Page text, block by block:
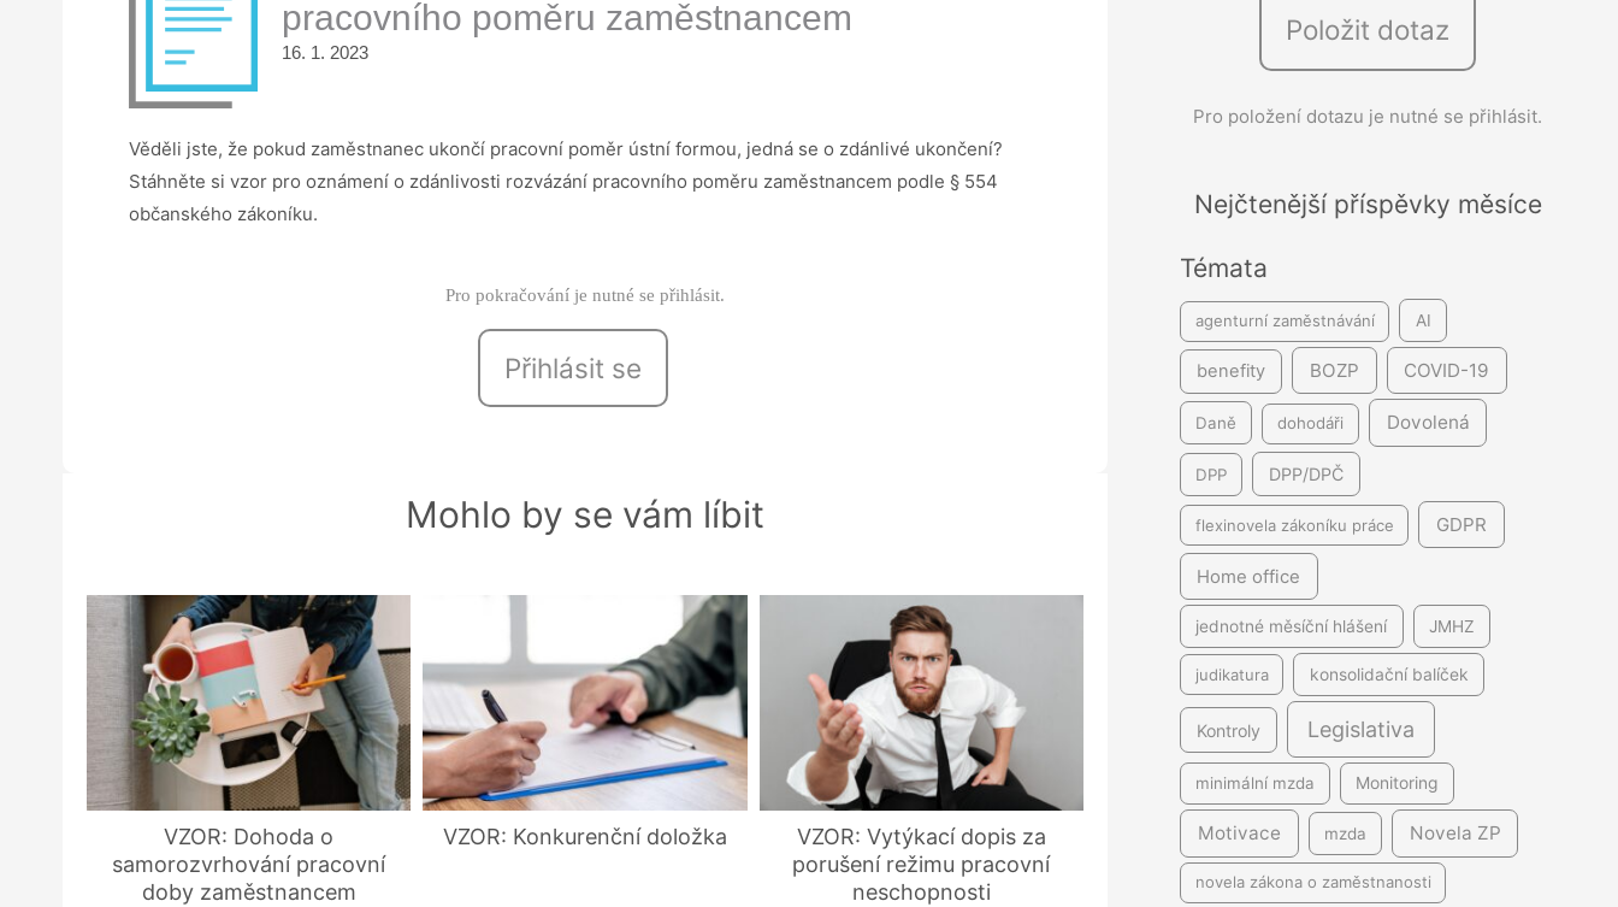
pracovního poměru zaměstnancem
16. 1. 2023
Věděli jste, že pokud zaměstnanec ukončí pracovní poměr ústní formou, jedná se o zdánlivé ukončení?
Stáhněte si vzor pro oznámení o zdánlivosti rozvázání pracovního poměru zaměstnancem podle § 554
občanského zákoníku.
Pro pokračování je nutné se přihlásit.
Přihlásit se
Mohlo by se vám líbit
VZOR: Dohoda o
samorozvrhování pracovní
doby zaměstnancem
VZOR: Konkurenční doložka
VZOR: Vytýkací dopis za
porušení režimu pracovní
neschopnosti
Položit dotaz
Pro položení dotazu je nutné se přihlásit.
Nejčtenější příspěvky měsíce
Témata
agenturní zaměstnávání AI
benefity BOZP COVID-19
Daně dohodáři Dovolená
DPP DPP/DPČ
flexinovela zákoníku práce GDPR
Home office
jednotné měsíční hlášení JMHZ
judikatura konsolidační balíček
Kontroly Legislativa
minimální mzda Monitoring
Motivace mzda Novela ZP
novela zákona o zaměstnanosti